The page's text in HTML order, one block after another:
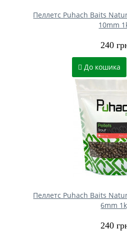
Пеллетс Puhach Baits
10mm
240
До кошика
Пеллетс Puhach Baits
6mm
240